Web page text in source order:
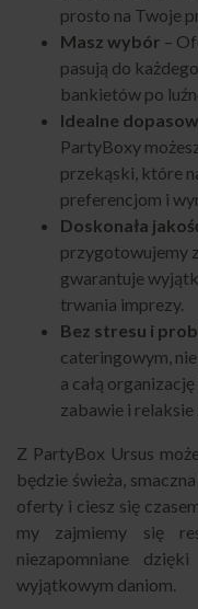
prosto na Twoje
Masz wybór –
pasują do
bankietów po
Idealne
PartyBoxy
przekąski, które
preferencjom i
Doskonała
przygotowujemy
gwarantuje
trwania imprezy.
Bez stresu i
cateringowym,
a całą
zabawie i relaksie
Z PartyBox Ursus
będzie świeża,
oferty i ciesz się
my zajmiemy się
niezapomniane
wyjątkowym daniom.